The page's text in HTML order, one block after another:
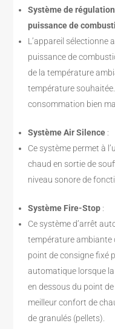
Système de
puissance de
L’appareil sélectionne
puissance de
de la température
température
consommation bien
Système Air Silence :
Ce système permet à
chaud en sortie de
niveau sonore de
Système Fire-Stop :
Ce système d’arrêt
température ambiante
point de consigne fixé
automatique lorsque
en dessous du point
meilleur confort de
de granulés (pellets).